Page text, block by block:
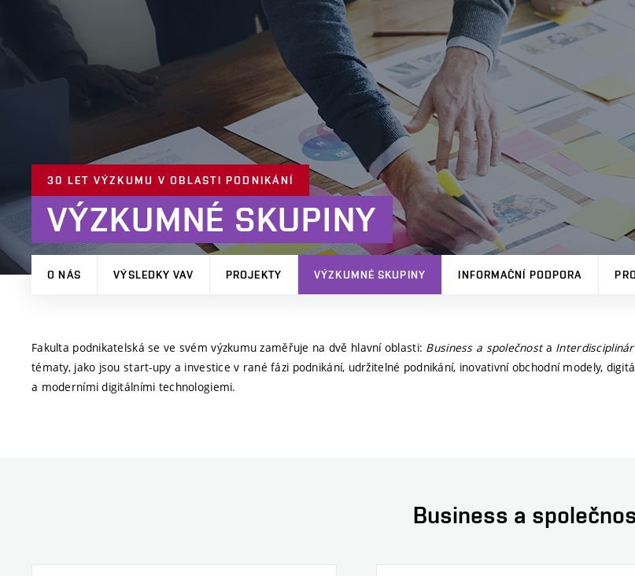
30 LET VÝZKUMU V OBLASTI PODNIKÁNÍ
VÝZKUMNÉ SKUPINY
O NÁS VÝSLEDKY VAV PROJEKTY VÝZKUMNÉ SKUPINY INFORMAČNÍ PODPORA
Fakulta podnikatelská se ve svém výzkumu zaměřuje na dvě hlavní oblasti: Business a společnosta
tématy, jako jsou start-upy a investice v rané fázi podnikání, udržitelné podnikání, inovativní obchodní modely,
a moderními digitálními technologiemi.
Business a